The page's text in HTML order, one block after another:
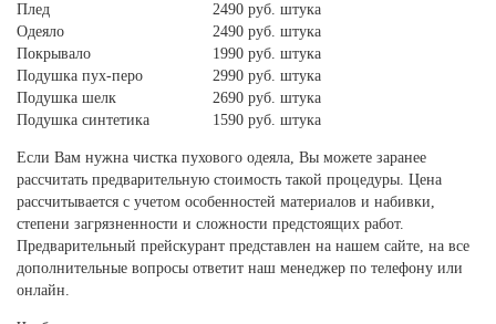
Плед
2490 руб. штука
Одеяло
2490 руб. штука
Покрывало
1990 руб. штука
Подушка пух-перо
2990 руб. штука
Подушка шелк
2690 руб. штука
Подушка синтетика
1590 руб. штука
Если Вам нужна чистка пухового одеяла, Вы можете заранее
рассчитать предварительную стоимость такой процедуры. Цена
рассчитывается с учетом особенностей материалов и набивки,
степени загрязненности и сложности предстоящих работ.
Предварительный прейскурант представлен на нашем сайте, на все
дополнительные вопросы ответит наш менеджер по телефону или
онлайн.